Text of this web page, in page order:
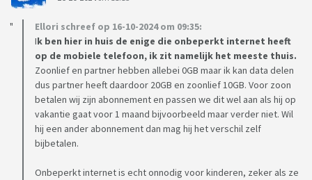
Ellori schreef op 16-10-2024 om 09:35:
Ik ben hier in huis de enige die onbeperkt internet heeft
op de mobiele telefoon, ik zit namelijk het meeste thuis.
Zoonlief en partner hebben allebei 0GB maar ik kan data delen
dus partner heeft daardoor 20GB en zoonlief 10GB. Voor zoon
betalen wij zijn abonnement en passen we dit wel aan als hij op
vakantie gaat voor 1 maand bijvoorbeeld maar verder niet. Wil
hij een ander abonnement dan mag hij het verschil zelf
bijbetalen.
Onbeperkt internet is echt onnodig voor kinderen, zeker als ze